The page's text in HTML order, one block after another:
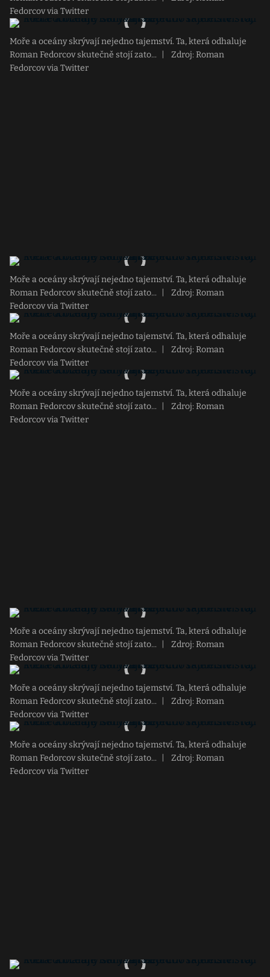
Fedorcov via Twitter
Moře a oceány skrývají nejedno tajemství. Ta, která odhaluje
Roman Fedorcov skutečně stojí zato...
Zdroj: Roman
Fedorcov via Twitter
Moře a oceány skrývají nejedno tajemství. Ta, která odhaluje
Roman Fedorcov skutečně stojí zato...
Zdroj: Roman
Fedorcov via Twitter
Moře a oceány skrývají nejedno tajemství. Ta, která odhaluje
Roman Fedorcov skutečně stojí zato...
Zdroj: Roman
Fedorcov via Twitter
Moře a oceány skrývají nejedno tajemství. Ta, která odhaluje
Roman Fedorcov skutečně stojí zato...
Zdroj: Roman
Fedorcov via Twitter
Moře a oceány skrývají nejedno tajemství. Ta, která odhaluje
Roman Fedorcov skutečně stojí zato...
Zdroj: Roman
Fedorcov via Twitter
Moře a oceány skrývají nejedno tajemství. Ta, která odhaluje
Roman Fedorcov skutečně stojí zato...
Zdroj: Roman
Fedorcov via Twitter
Moře a oceány skrývají nejedno tajemství. Ta, která odhaluje
Roman Fedorcov skutečně stojí zato...
Zdroj: Roman
Fedorcov via Twitter